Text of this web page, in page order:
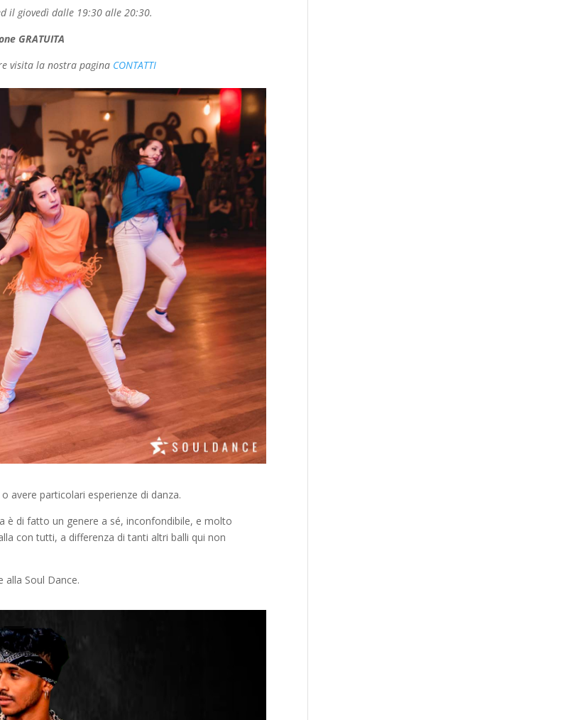
il giovedì dalle 19:30 alle 20:30.
GRATUITA
visita la nostra pagina CONTATTI
avere particolari esperienze di danza.
è di fatto un genere a sé, inconfondibile, e molto
con tutti, a differenza di tanti altri balli qui non
Soul Dance.